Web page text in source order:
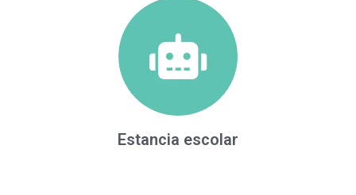
Estancia escolar